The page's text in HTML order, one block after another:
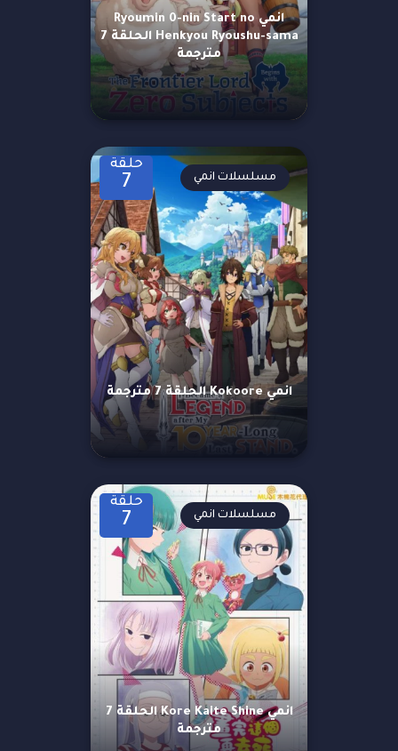
انمي Ryoumin 0-nin Start no
Henkyou Ryoushu-sama الحلقة 7
مترجمة
حلقة
7
انمي Kokoore الحلقة 7 مترجمة
مسلسلات انمي
حلقة
7
انمي Kore Kaite Shine الحلقة 7
مترجمة
مسلسلات انمي